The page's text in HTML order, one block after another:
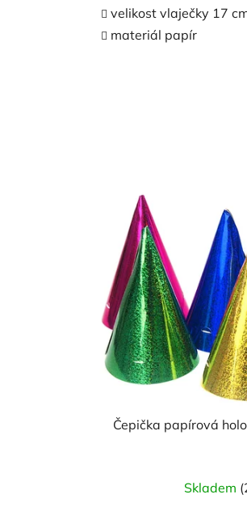
velikost vlaječky 17
materiál papír
Čepička papírová
Skladem